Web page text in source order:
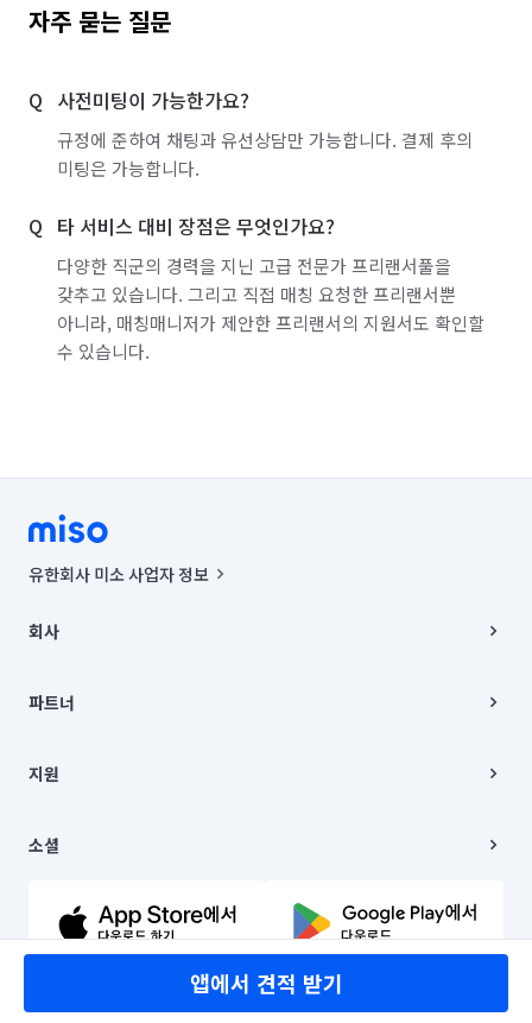
자주 묻는 질문
사전미팅이 가능한가요?
규정에 준하여 채팅과 유선상담만 가능합니다. 결제 후의
미팅은 가능합니다.
타 서비스 대비 장점은 무엇인가요?
다양한 직군의 경력을 지닌 고급 전문가 프리랜서풀을
갖추고 있습니다. 그리고 직접 매칭 요청한 프리랜서뿐
아니라, 매칭매니저가 제안한 프리랜서의 지원서도 확인할
수 있습니다.
앱에서 견적 받기
유한회사 미소 사업자 정보
00019 |
주소 | 본사: 서울특별시 종로구 율곡로 6(중학동, 트윈트리빌딩) B동 5층
컨택센터 : 서울특별시 종로구 수송동 율곡로 24, 7층, 8층 미소
상품, 상품정보, 거래에 관한 의무와 책임은 거래당사자에게 있습니다.
언론 보도 관련 문의:
© 유한회사 미소. Miso, Inc. All Rights Reserved.
회사
채용
파트너
이사
지원
이용약관
문의하기
소셜
유튜브